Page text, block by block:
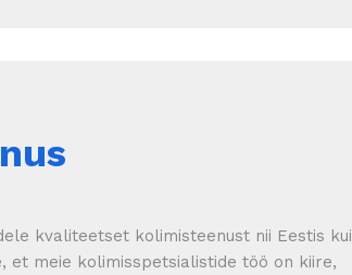
kvaliteetset kolimisteenust nii Eestis kui
et meie kolimisspetsialistide töö on kiire,